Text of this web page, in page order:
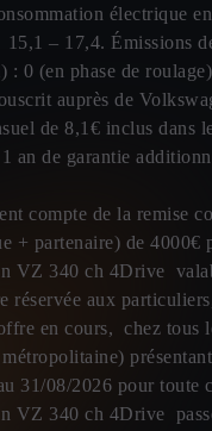
électrique
– 17,4. Émissions
: 0 (en phase de
auprès de
de 8,1€ inclus dans
an de garantie
compte de la remise
+ partenaire) de 4000€
VZ 340 ch 4Drive
réservée aux
en cours, chez tous
31/08/2026 pour toute
VZ 340 ch 4Drive